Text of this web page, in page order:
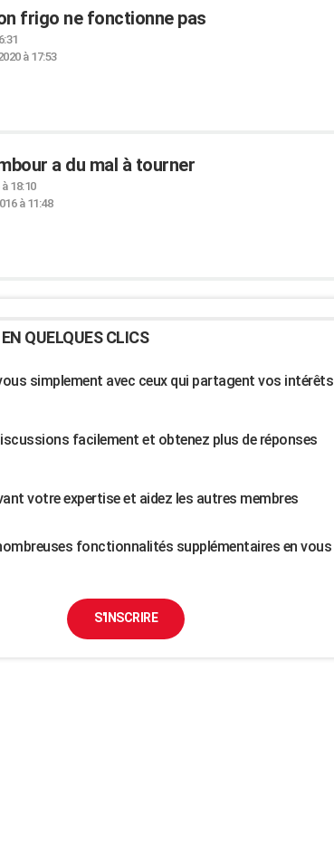
frigo ne fonctionne pas
à 17:53
a du mal à tourner
18:10
à 11:48
QUELQUES CLICS
simplement avec ceux qui partagent vos intérêts
facilement et obtenez plus de réponses
votre expertise et aidez les autres membres
fonctionnalités supplémentaires en vous
S'INSCRIRE